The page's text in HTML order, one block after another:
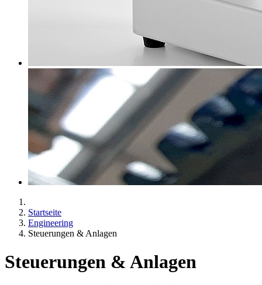
Startseite
Engineering
Steuerungen & Anlagen
Steuerungen & Anlagen